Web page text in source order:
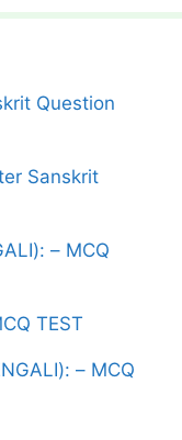
Question
Sanskrit
– MCQ
MCQ TEST
– MCQ